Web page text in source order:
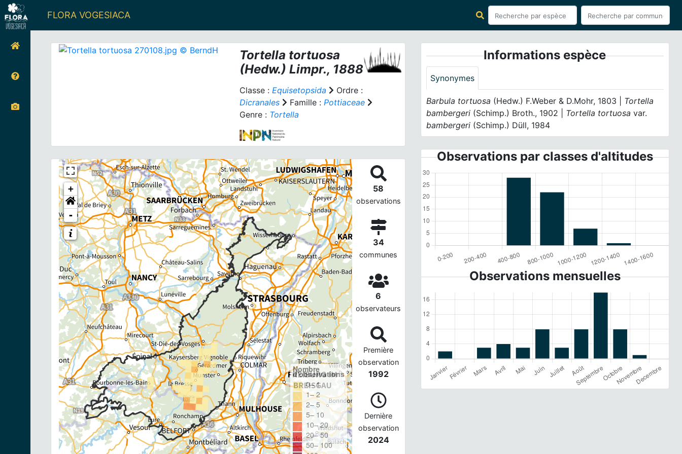
FLORA VOGESIACA
Tortella tortuosa
(Hedw.) Limpr., 1888
Classe : Equisetopsida
Ordre :
Dicranales
Famille : Pottiaceae
Genre : Tortella
+
-
Nombre
d'observations
0– 1
1– 2
2– 5
5– 10
10– 20
20– 50
50– 100
58
observations
34
communes
6
observateurs
Première
observation
1992
Dernière
observation
2024
Informations espèce
Synonymes
Barbula tortuosa (Hedw.) F.Weber & D.Mohr, 1803 | Tortella
bambergeri(Schimp.) Broth., 1902 | Tortella tortuosa var.
bambergeri(Schimp.) Düll, 1984
Observations par classes d'altitudes
Observations mensuelles